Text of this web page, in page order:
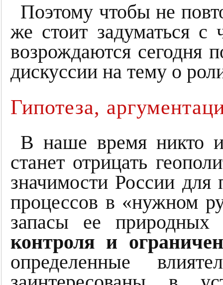
Поэтому чтобы не
же стоит задуматься
возрождаются сегодня
дискуссии на тему о
Гипотеза,
В наше время никто
станет отрицать
значимости России для
процессов в «нужном
запасы ее природных
контроля и
определенные